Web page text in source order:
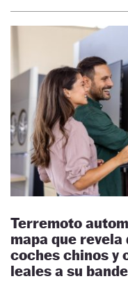
Terremoto
mapa que
coches chinos y
leales a su